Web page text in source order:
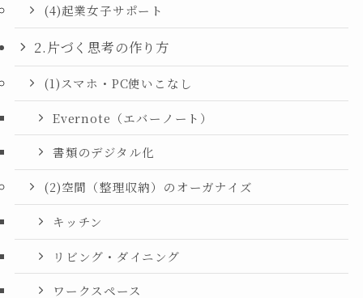
(4)起業女子サポート
2.片づく思考の作り方
(1)スマホ・PC使いこなし
Evernote（エバーノート）
書類のデジタル化
(2)空間（整理収納）のオーガナイズ
キッチン
リビング・ダイニング
ワークスペース